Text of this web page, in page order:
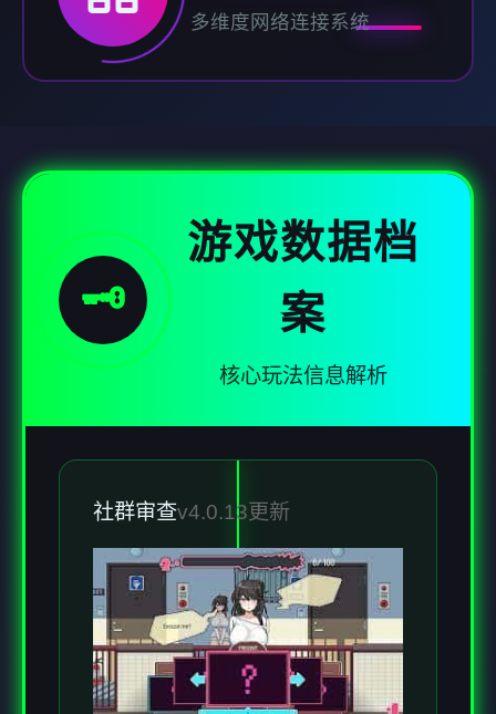
多维度网络连接系统
🗝️
游戏数据档
案
核心玩法信息解析
社群审查v4.0.13更新